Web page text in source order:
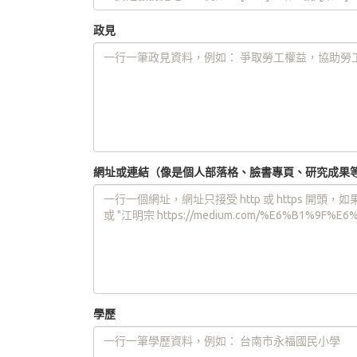
政見
網址或連結（像是個人部落格、臉書專頁、研究成果
學歷